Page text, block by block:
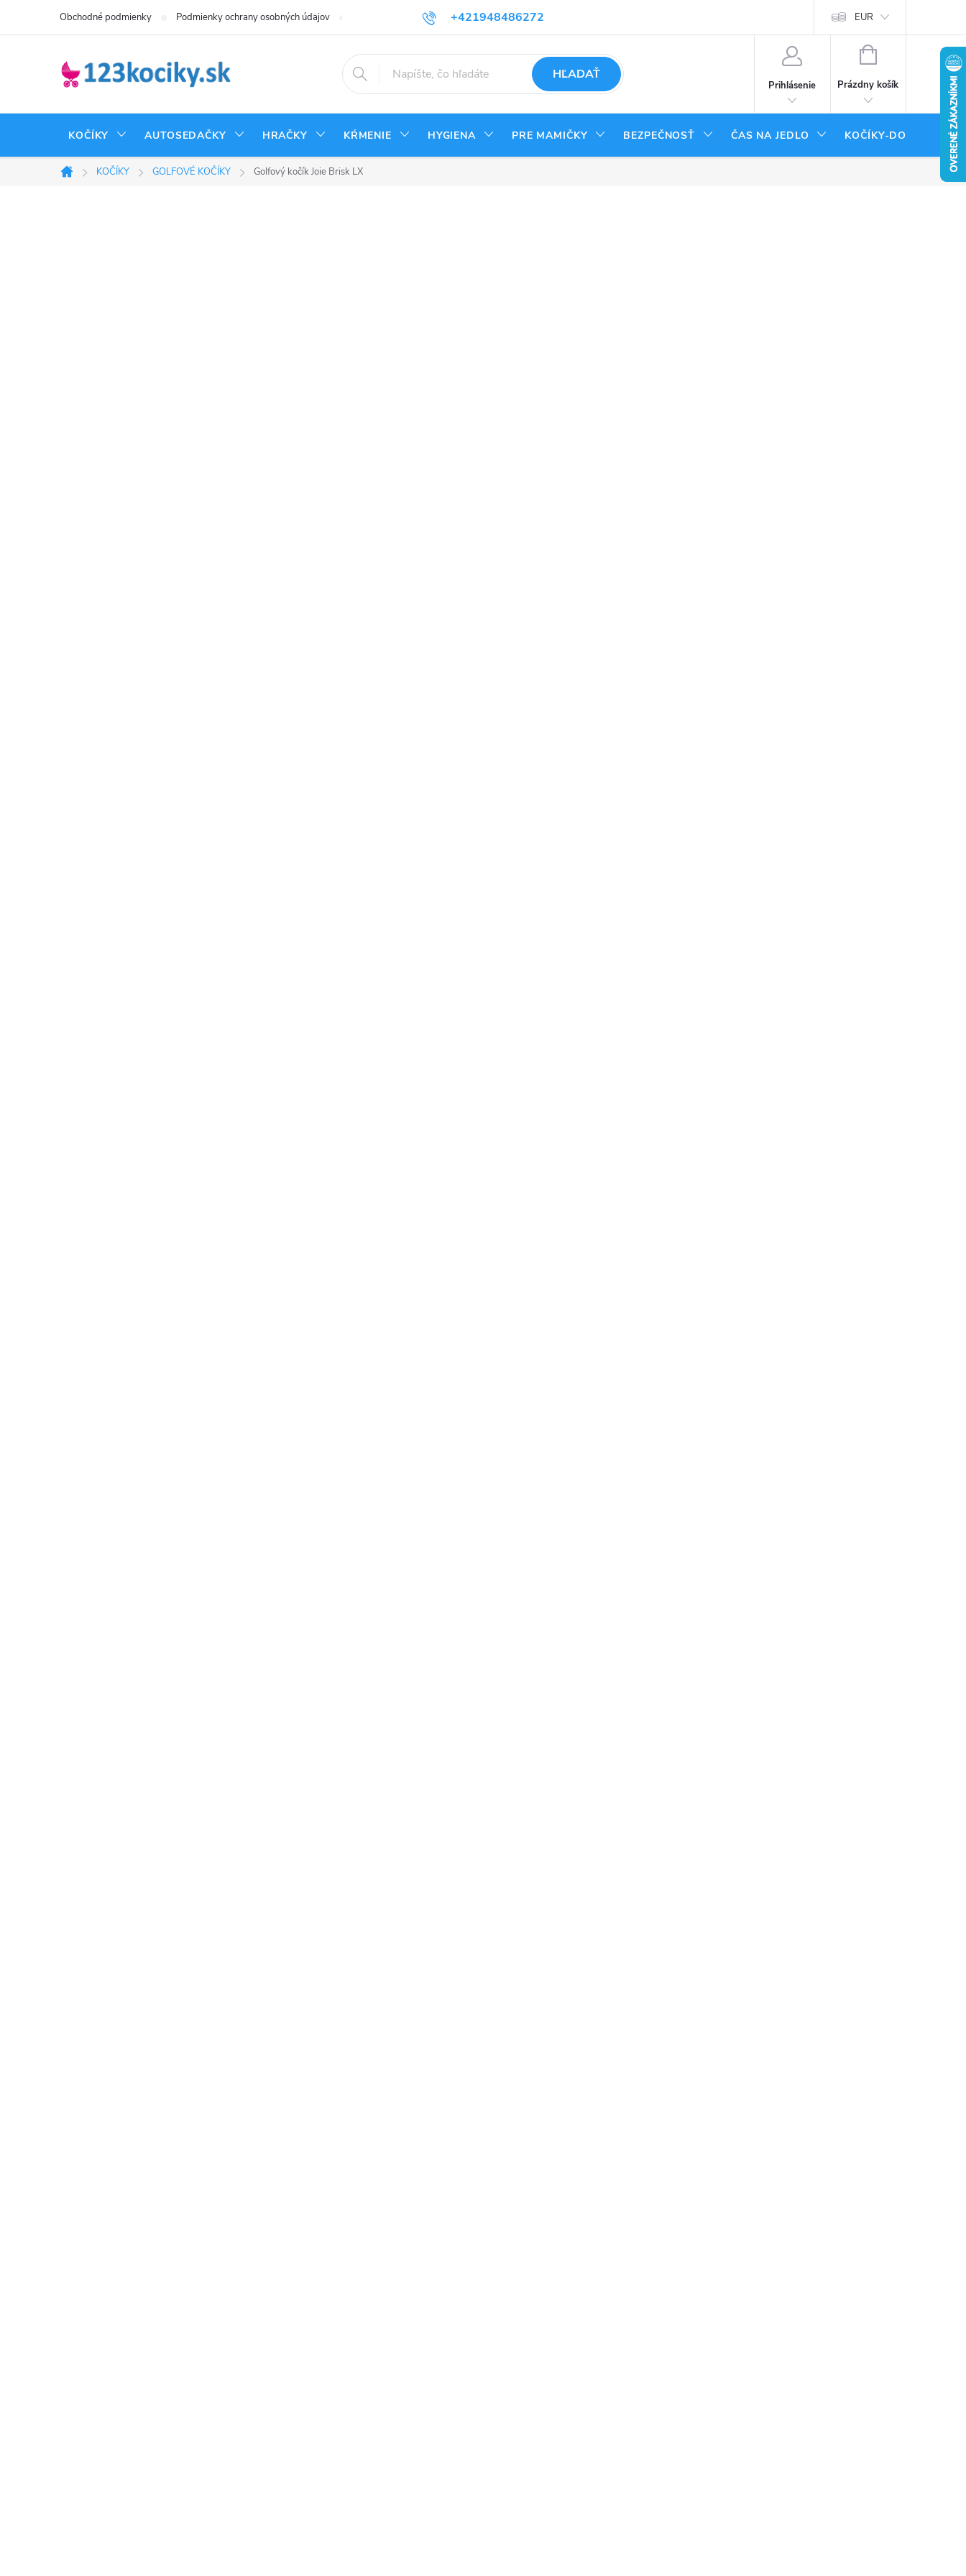
+421948486272
Obchodné podmienky Podmienky ochrany osobných údajov Reklamačný poriadok Kontakty Odstúpenie od zmluvy - vrátenie tovaru EUR
HĽADAŤ
Prihlásenie
NÁKUPNÝ
Prázdny košík
KOČÍKY AUTOSEDAČKY HRAČKY KŔMENIE HYGIENA PRE MAMIČKY BEZPEČNOSŤ ČAS NA JEDLO KOČÍKY-DOPLNKY
Domov
KOČÍKY GOLFOVÉ KOČÍKY Golfový kočík Joie Brisk LX